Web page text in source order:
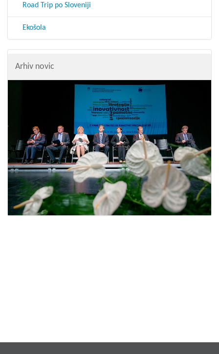
Road Trip po Sloveniji
Ekošola
Arhiv novic